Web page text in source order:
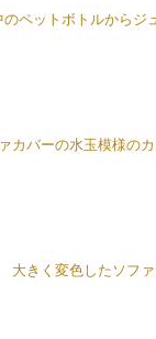
のペットボトルからジ
カバーの水玉模様の
大きく変色したソフ